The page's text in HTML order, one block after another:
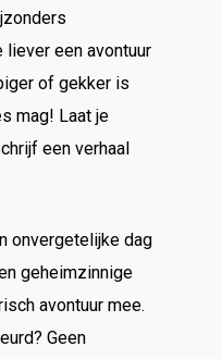
liever een avontuur
of gekker is
mag! Laat je
een verhaal
onvergetelijke dag
geheimzinnige
avontuur mee.
Geen